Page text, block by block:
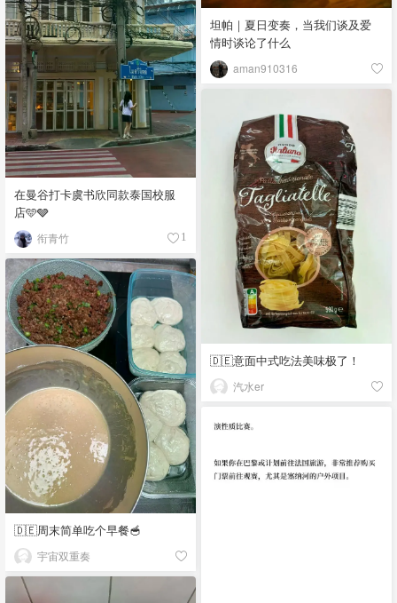
坦帕｜夏日变奏，当我们谈及爱
情时谈论了什么
aman910316
在曼谷打卡虞书欣同款泰国校服
店🩵🩶
衔青竹 1
🇩🇪意面中式吃法美味极了！
汽水er
🇩🇪周末简单吃个早餐🥣
宇宙双重奏